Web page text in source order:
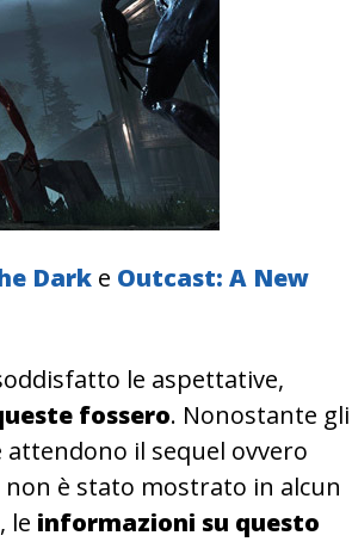
Dark e Outcast: A New
le aspettative,
fossero. Nonostante gli
il sequel ovvero
non è stato mostrato in alcun
le informazioni su questo